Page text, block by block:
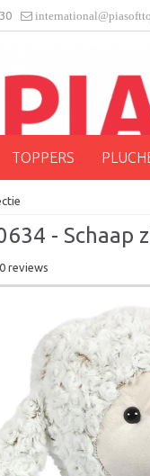
TOPPERS
- Schaap
0 reviews